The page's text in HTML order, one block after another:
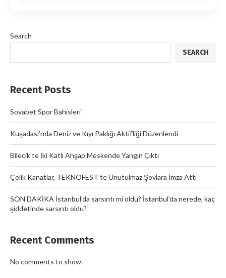
Search
SEARCH
Recent Posts
Sovabet Spor Bahisleri
Kuşadası’nda Deniz ve Kıyı Paklığı Aktifliği Düzenlendi
Bilecik’te İki Katlı Ahşap Meskende Yangın Çıktı
Çelik Kanatlar, TEKNOFEST’te Unutulmaz Şovlara İmza Attı
SON DAKİKA İstanbul’da sarsıntı mi oldu? İstanbul’da nerede, kaç
şiddetinde sarsıntı oldu?
Recent Comments
No comments to show.